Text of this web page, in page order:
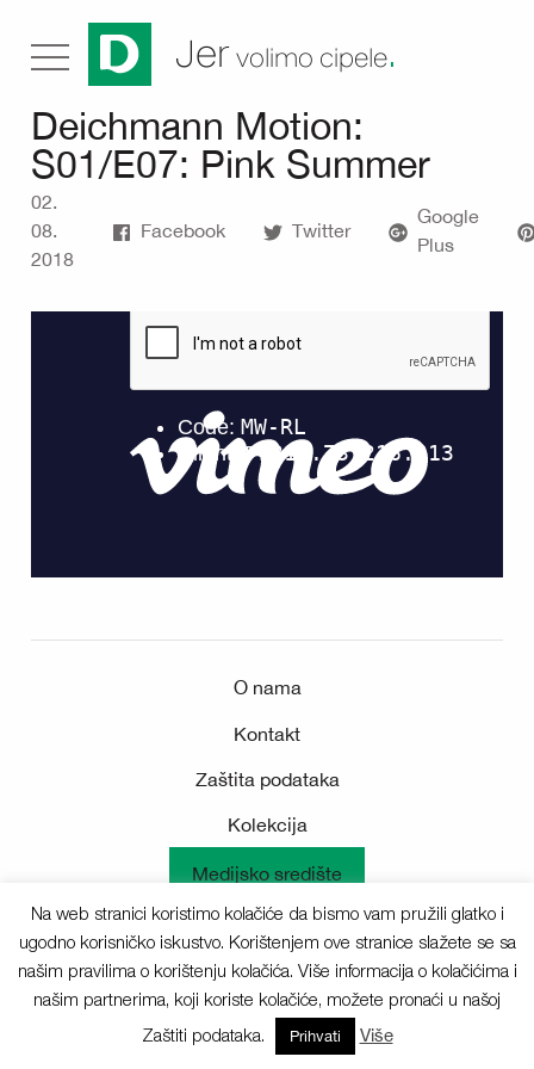
Jer volimo cipele.
Deichmann Motion:
S01/E07: Pink Summer
02.
08.
2018
Facebook Twitter
Google
Plus
O nama
Kontakt
Zaštita podataka
Kolekcija
Medijsko središte
Sva prava pridržana © 2025 Deichmann
Na web stranici koristimo kolačiće da bismo vam pružili glatko i
ugodno korisničko iskustvo. Korištenjem ove stranice slažete se sa
našim pravilima o korištenju kolačića. Više informacija o kolačićima i
našim partnerima, koji koriste kolačiće, možete pronaći u našoj
Zaštiti podataka.
Prihvati Više